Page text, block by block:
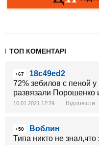
ТОП КОМЕНТАРІ
+67
18c49ed2
72% зебилов с пеной
развязали Порошенко
10.01.2021 12:29 Відповісти
+50
Воблин
Типа никто не знал,что